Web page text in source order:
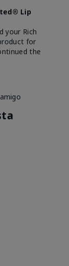
Lip
your Rich
for
the